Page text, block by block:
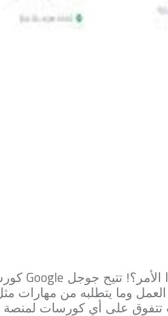
الأمر؟! تتيح جوجل Google
وما يتطلبه من مهارات
تتفوق على أي كورسات